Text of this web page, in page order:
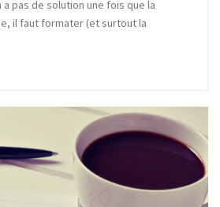
pas de solution une fois que la
il faut formater (et surtout la